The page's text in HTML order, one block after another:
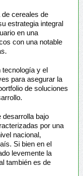
cereales de
estrategia integral
en una
con una notable
tecnología y el
para asegurar la
de soluciones
desarrolla bajo
por una
nacional,
Si bien en el
levemente la
también es de